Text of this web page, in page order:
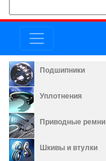
Подшипники
Уплотнения
Приводные ремни
Шкивы и втулки